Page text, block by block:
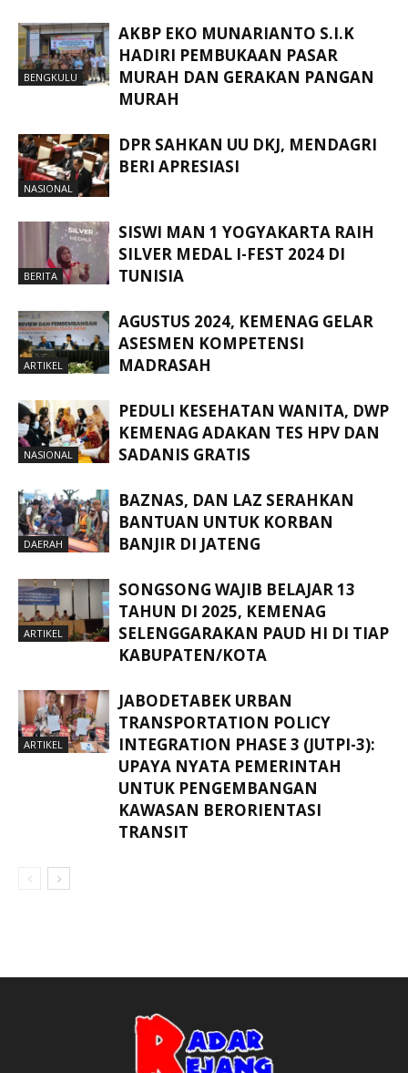
BENGKULU
AKBP EKO MUNARIANTO S.I.K
HADIRI PEMBUKAAN PASAR
MURAH DAN GERAKAN PANGAN
MURAH
NASIONAL
DPR SAHKAN UU DKJ, MENDAGRI
BERI APRESIASI
BERITA
SISWI MAN 1 YOGYAKARTA RAIH
SILVER MEDAL I-FEST 2024 DI
TUNISIA
ARTIKEL
AGUSTUS 2024, KEMENAG GELAR
ASESMEN KOMPETENSI
MADRASAH
NASIONAL
PEDULI KESEHATAN WANITA, DWP
KEMENAG ADAKAN TES HPV DAN
SADANIS GRATIS
DAERAH
BAZNAS, DAN LAZ SERAHKAN
BANTUAN UNTUK KORBAN
BANJIR DI JATENG
ARTIKEL
SONGSONG WAJIB BELAJAR 13
TAHUN DI 2025, KEMENAG
SELENGGARAKAN PAUD HI DI TIAP
KABUPATEN/KOTA
ARTIKEL
JABODETABEK URBAN
TRANSPORTATION POLICY
INTEGRATION PHASE 3 (JUTPI-3):
UPAYA NYATA PEMERINTAH
UNTUK PENGEMBANGAN
KAWASAN BERORIENTASI
TRANSIT